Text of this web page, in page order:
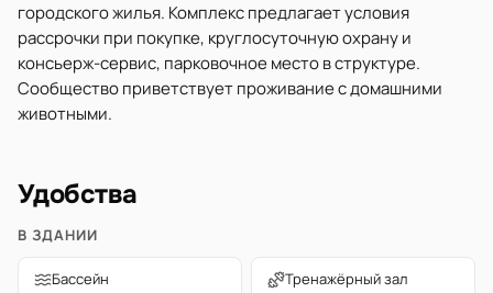
городского жилья. Комплекс предлагает условия
рассрочки при покупке, круглосуточную охрану и
консьерж-сервис, парковочное место в структуре.
Сообщество приветствует проживание с домашними
животными.
Удобства
В ЗДАНИИ
Бассейн Тренажёрный зал